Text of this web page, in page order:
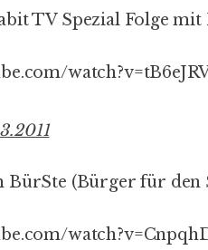
TV Spezial Folge mit
BürSte (Bürger für den